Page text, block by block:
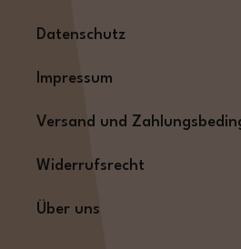
Datenschutz
Impressum
Versand und
Widerrufsrecht
Über uns